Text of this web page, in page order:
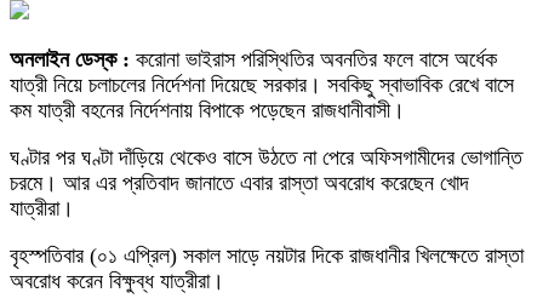
অনলাইন ডেস্ক : করোনা ভাইরাস পরিস্থিতির অবনতির ফলে বাসে অর্ধেক
যাত্রী নিয়ে চলাচলের নির্দেশনা দিয়েছে সরকার। সবকিছু স্বাভাবিক রেখে বাসে
কম যাত্রী বহনের নির্দেশনায় বিপাকে পড়েছেন রাজধানীবাসী।
ঘণ্টার পর ঘণ্টা দাঁড়িয়ে থেকেও বাসে উঠতে না পেরে অফিসগামীদের ভোগান্তি
চরমে। আর এর প্রতিবাদ জানাতে এবার রাস্তা অবরোধ করেছেন খোদ
যাত্রীরা।
বৃহস্পতিবার (০১ এপ্রিল) সকাল সাড়ে নয়টার দিকে রাজধানীর খিলক্ষেতে রাস্তা
অবরোধ করেন বিক্ষুব্ধ যাত্রীরা।